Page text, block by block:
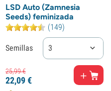
LSD Auto (Zamnesia
Seeds) feminizada
(149)
Semillas 3
25,99€
22,09€